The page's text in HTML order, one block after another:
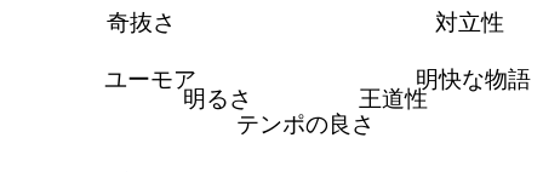
対立性
明快な物語
王道性
テンポの良さ
明るさ
ユーモア
奇抜さ